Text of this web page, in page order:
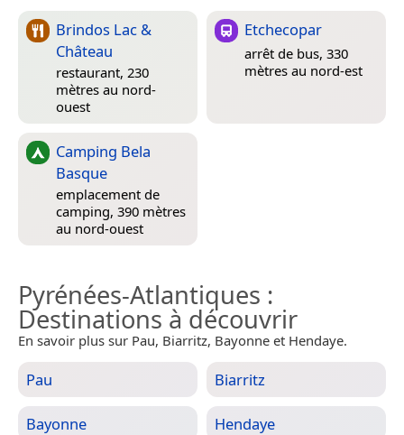
Brindos Lac &
Château
restaurant, 230
mètres au nord-
ouest
Etchecopar
arrêt de bus, 330
mètres au nord-est
Camping Bela
Basque
emplacement de
camping, 390 mètres
au nord-ouest
Pyrénées-Atlantiques :
Destinations à découvrir
En savoir plus sur Pau, Biarritz, Bayonne et Hendaye.
Pau Biarritz
Bayonne Hendaye